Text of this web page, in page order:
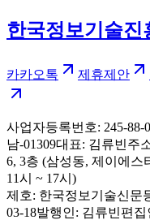
한국정보기술진
카카오톡 제휴제안
사업자등록번호: 245-88-
남-01309대표: 김류빈주
6, 3층 (삼성동, 제이에스
11시 ~ 17시)
제호: 한국정보기술신문
03-18발행인: 김류빈편집